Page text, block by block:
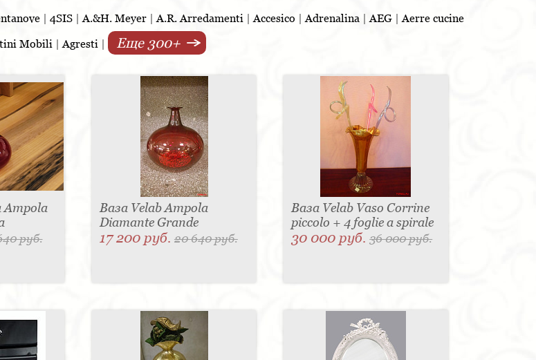
| 4SIS| A.&H. Meyer| A.R. Arredamenti | Accesico | Adrenalina | AEG| Aerre cucine
Mobili | Agresti | Еще 300+
Ampola
руб.
Ваза Velab Ampola
Diamante Grande
17 200 руб. 20 640 руб.
Ваза Velab Vaso Corrine
piccolo + 4 foglie a spirale
30 000 руб.36 000 руб.